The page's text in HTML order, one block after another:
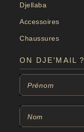
Djellaba
Accessoires
Chaussures
ON DJE’MAIL ?